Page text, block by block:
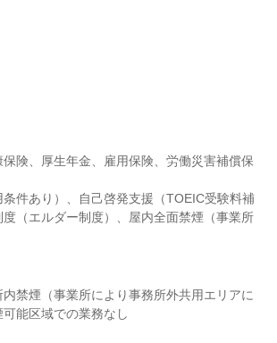
険、厚生年金、雇用保険、労働災害補償保
件あり）、自己啓発支援（TOEIC受験料補
（エルダー制度）、屋内全面禁煙（事業所
禁煙（事業所により事務所外共用エリアに
能区域での業務なし